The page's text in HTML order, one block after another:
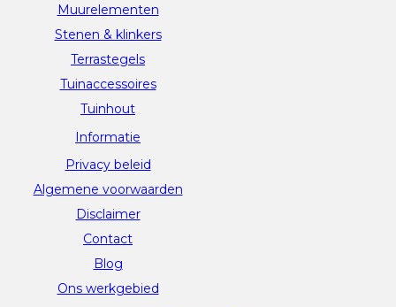
Muurelementen
Stenen & klinkers
Terrastegels
Tuinaccessoires
Tuinhout
Informatie
Privacy beleid
Algemene voorwaarden
Disclaimer
Contact
Blog
Ons werkgebied